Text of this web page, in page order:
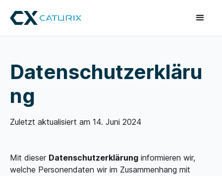
Datenschutzerkläru
ng
Zuletzt aktualisiert am 14. Juni 2024
Mit dieser Datenschutzerklärung informieren wir,
welche Personendaten wir im Zusammenhang mit